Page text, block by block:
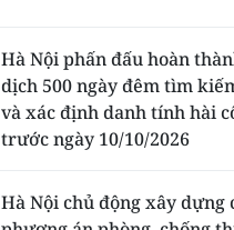
Hà Nội phấn đấu hoàn
dịch 500 ngày đêm tìm
và xác định danh tính hài
trước ngày 10/10/2026
Hà Nội chủ động xây dựng